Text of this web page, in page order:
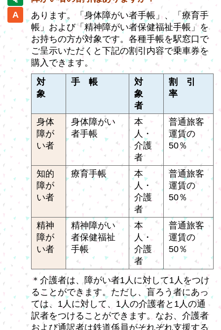
あります。「身体障がい者手帳」、「療育手
帳」および「精神障がい者保健福祉手帳」を
お持ちの方が対象です。各種手帳を駅窓口で
ご呈示いただくと下記の割引内容で乗車券を
購入できます。
対
象
手 帳
対
象
者
割 引
率
身体
障が
い者
身体障がい
者手帳
本
人・
介護
者
普通旅客
運賃の
50％
知的
障が
い者
療育手帳
本
人・
介護
者
普通旅客
運賃の
50％
精神
障が
い者
精神障がい
者保健福祉
手帳
本
人・
介護
者
普通旅客
運賃の
50％
＊介護者は、障がい者1人に対して1人をつけ
ることができます。ただし、盲ろう者にあっ
ては、1人に対して、1人の介護者と1人の通
訳者をつけることができます。なお、介護者
および通訳者は鉄道係員がそれぞれ支援する